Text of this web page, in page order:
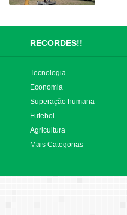
RECORDES!!
Tecnologia
Economia
Superação humana
Futebol
Agricultura
Mais Categorias